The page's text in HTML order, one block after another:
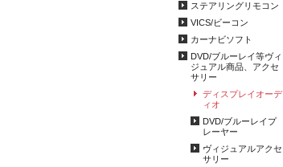
ステアリングリモコン
VICS/ビーコン
カーナビソフト
DVD/ブルーレイ等ヴィ
ジュアル商品、アクセ
サリー
ディスプレイオーデ
ィオ
DVD/ブルーレイプ
レーヤー
ヴィジュアルアクセ
サリー